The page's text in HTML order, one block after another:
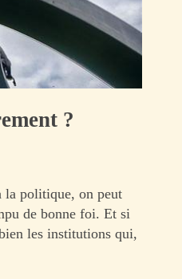
?
la politique, on peut
de bonne foi. Et si
les institutions qui,